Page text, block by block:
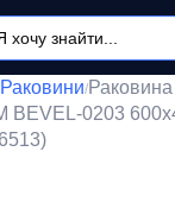
Раковини/
BEVEL-0203